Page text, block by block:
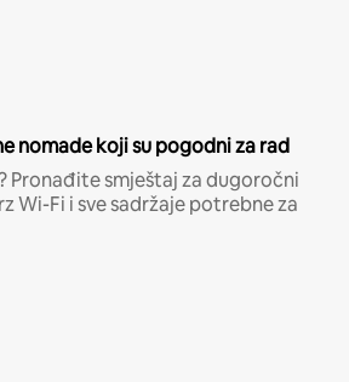
nomade koji su pogodni za rad
Pronađite smještaj za dugoročni
Wi-Fi i sve sadržaje potrebne za